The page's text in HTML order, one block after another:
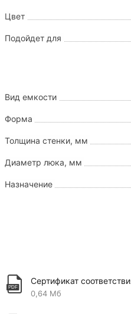
Цвет
Подойдет для
Вид емкости
Форма
Толщина стенки, мм
Диаметр люка, мм
Назначение
Сертификат
0,64 Мб